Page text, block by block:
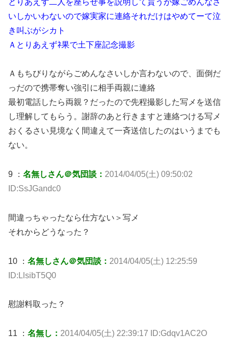
いしかいわないので嫁実家に連絡それだけはやめてーて泣
き叫ぶがシカト
Ａとりあえずﾈ果で土下座記念撮影
Ａもちびりながらごめんなさいしか言わないので、面倒だ
っだので携帯奪い強引に相手両親に連絡
最初電話したら両親？だったので先程撮影した写メを送信
し理解してもらう。謝辞のあと行きますと連絡つける写メ
おくるさい見境なく間違えて一斉送信したのはいうまでも
ない。
9 ： 名無しさん＠気団談： 2014/04/05(土) 09:50:02
ID:SsJGandc0
間違っちゃったなら仕方ない＞写メ
それからどうなった？
10 ： 名無しさん＠気団談： 2014/04/05(土) 12:25:59
ID:LlsibT5Q0
慰謝料取った？
11 ： 名無し： 2014/04/05(土) 22:39:17 ID:Gdqv1AC2O